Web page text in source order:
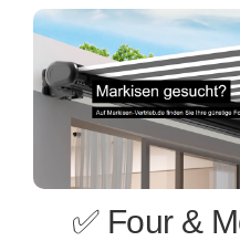
✅ Four &